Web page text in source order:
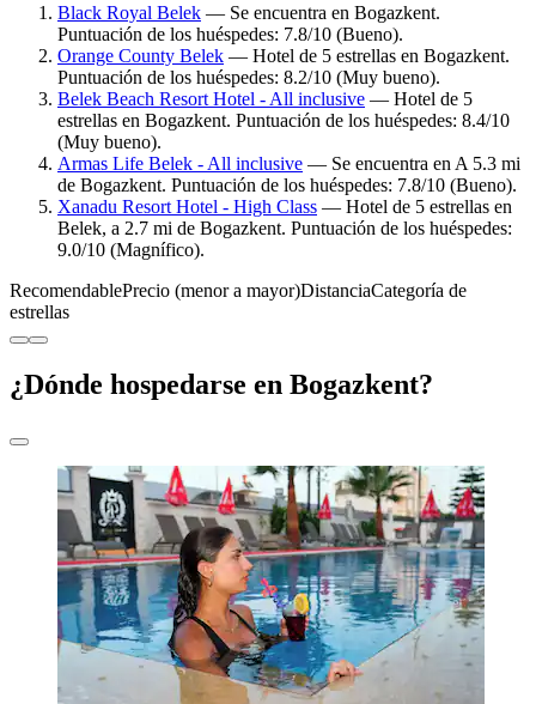
Black Royal Belek — Se encuentra en Bogazkent.
Puntuación de los huéspedes: 7.8/10 (Bueno).
Orange County Belek — Hotel de 5 estrellas en Bogazkent.
Puntuación de los huéspedes: 8.2/10 (Muy bueno).
Belek Beach Resort Hotel - All inclusive — Hotel de 5
estrellas en Bogazkent. Puntuación de los huéspedes: 8.4/10
(Muy bueno).
Armas Life Belek - All inclusive — Se encuentra en A 5.3 mi
de Bogazkent. Puntuación de los huéspedes: 7.8/10 (Bueno).
Xanadu Resort Hotel - High Class — Hotel de 5 estrellas en
Belek, a 2.7 mi de Bogazkent. Puntuación de los huéspedes:
9.0/10 (Magnífico).
RecomendablePrecio (menor a mayor)DistanciaCategoría de
estrellas
¿Dónde hospedarse en Bogazkent?